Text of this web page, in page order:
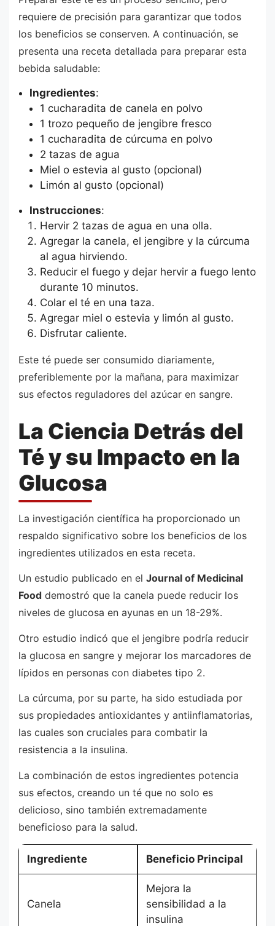
requiere de precisión para garantizar que todos
los beneficios se conserven. A continuación, se
presenta una receta detallada para preparar esta
bebida saludable:
Ingredientes:
1 cucharadita de canela en polvo
1 trozo pequeño de jengibre fresco
1 cucharadita de cúrcuma en polvo
2 tazas de agua
Miel o estevia al gusto (opcional)
Limón al gusto (opcional)
Instrucciones:
Hervir 2 tazas de agua en una olla.
Agregar la canela, el jengibre y la cúrcuma
al agua hirviendo.
Reducir el fuego y dejar hervir a fuego lento
durante 10 minutos.
Colar el té en una taza.
Agregar miel o estevia y limón al gusto.
Disfrutar caliente.
Este té puede ser consumido diariamente,
preferiblemente por la mañana, para maximizar
sus efectos reguladores del azúcar en sangre.
La Ciencia Detrás del
Té y su Impacto en la
Glucosa
La investigación científica ha proporcionado un
respaldo significativo sobre los beneficios de los
ingredientes utilizados en esta receta.
Un estudio publicado en el Journal of Medicinal
Food demostró que la canela puede reducir los
niveles de glucosa en ayunas en un 18-29%.
Otro estudio indicó que el jengibre podría reducir
la glucosa en sangre y mejorar los marcadores de
lípidos en personas con diabetes tipo 2.
La cúrcuma, por su parte, ha sido estudiada por
sus propiedades antioxidantes y antiinflamatorias,
las cuales son cruciales para combatir la
resistencia a la insulina.
La combinación de estos ingredientes potencia
sus efectos, creando un té que no solo es
delicioso, sino también extremadamente
beneficioso para la salud.
Ingrediente Beneficio Principal
Canela
Mejora la
sensibilidad a la
insulina